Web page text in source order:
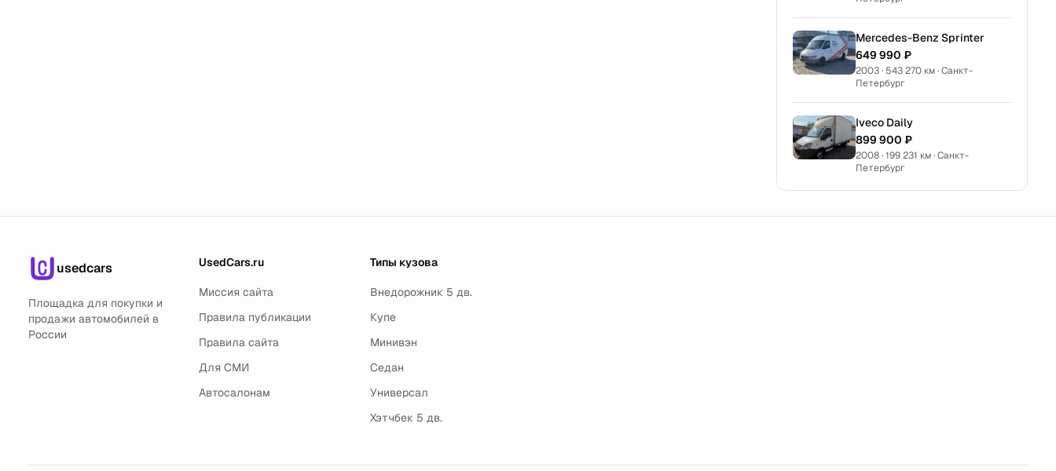
Mercedes-Benz Sprinter
649 990 ₽
2003 · 543 270 км · Санкт-
Петербург
Iveco Daily
899 900 ₽
2008 · 199 231 км · Санкт-
Петербург
usedcars
Площадка для покупки и
продажи автомобилей в
России
UsedCars.ru
Миссия сайта
Правила публикации
Правила сайта
Для СМИ
Автосалонам
Типы кузова
Внедорожник 5 дв.
Купе
Минивэн
Седан
Универсал
Хэтчбек 5 дв.